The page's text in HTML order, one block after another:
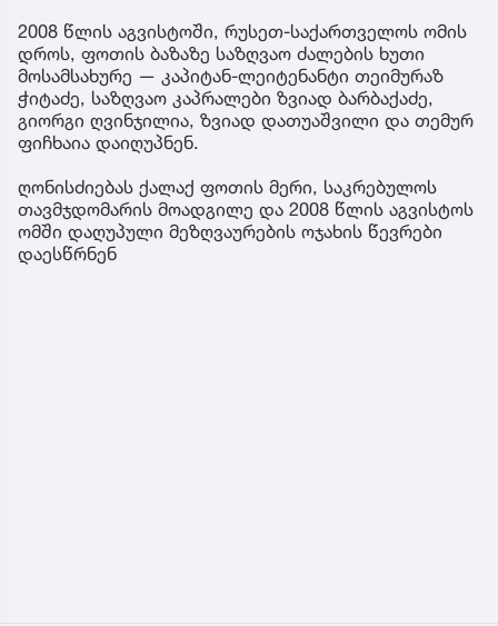
2008 წლის აგვისტოში, რუსეთ-საქართველოს ომის
დროს, ფოთის ბაზაზე საზღვაო ძალების ხუთი
მოსამსახურე — კაპიტან-ლეიტენანტი თეიმურაზ
ჭიტაძე, საზღვაო კაპრალები ზვიად ბარბაქაძე,
გიორგი ღვინჯილია, ზვიად დათუაშვილი და თემურ
ფიჩხაია დაიღუპნენ.
ღონისძიებას ქალაქ ფოთის მერი, საკრებულოს
თავმჯდომარის მოადგილე და 2008 წლის აგვისტოს
ომში დაღუპული მეზღვაურების ოჯახის წევრები
დაესწრნენ